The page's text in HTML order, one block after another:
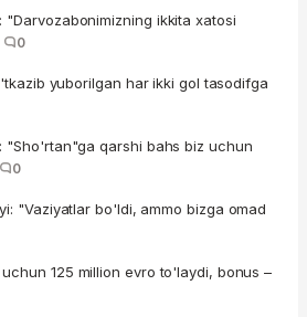
"Darvozabonimizning ikkita xatosi
0
yuborilgan har ikki gol tasodifga
"Sho'rtan"ga qarshi bahs biz uchun
0
"Vaziyatlar bo'ldi, ammo bizga omad
125 million evro to'laydi, bonus –